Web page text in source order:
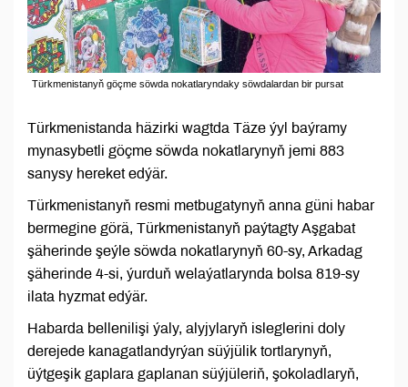
Türkmenistanyň göçme söwda nokatlaryndaky söwdalardan bir pursat
Türkmenistanda häzirki wagtda Täze ýyl baýramy
mynasybetli göçme söwda nokatlarynyň jemi 883
sanysy hereket edýär.
Türkmenistanyň resmi metbugatynyň anna güni habar
bermegine görä, Türkmenistanyň paýtagty Aşgabat
şäherinde şeýle söwda nokatlarynyň 60-sy, Arkadag
şäherinde 4-si, ýurduň welaýatlarynda bolsa 819-sy
ilata hyzmat edýär.
Habarda bellenilişi ýaly, alyjylaryň isleglerini doly
derejede kanagatlandyrýan süýjülik tortlarynyň,
üýtgeşik gaplara gaplanan süýjüleriň, şokoladlaryň,